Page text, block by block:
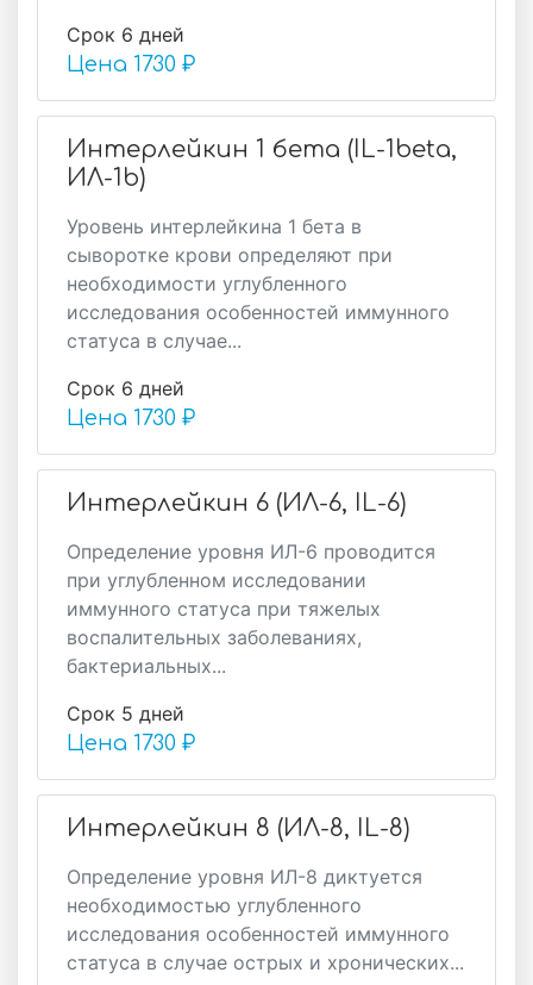
Срок 6 дней
Цена 1730 ₽
Интерлейкин 1 бета (IL-1beta,
ИЛ-1b)
Уровень интерлейкина 1 бета в
сыворотке крови определяют при
необходимости углубленного
исследования особенностей иммунного
статуса в случае...
Срок 6 дней
Цена 1730 ₽
Интерлейкин 6 (ИЛ-6, IL-6)
Определение уровня ИЛ-6 проводится
при углубленном исследовании
иммунного статуса при тяжелых
воспалительных заболеваниях,
бактериальных...
Срок 5 дней
Цена 1730 ₽
Интерлейкин 8 (ИЛ-8, IL-8)
Определение уровня ИЛ-8 диктуется
необходимостью углубленного
исследования особенностей иммунного
статуса в случае острых и хронических...